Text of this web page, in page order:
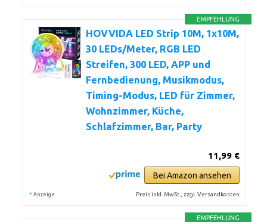
EMPFEHLUNG
HOVVIDA LED Strip 10M, 1x10M,
30 LEDs/Meter, RGB LED
Streifen, 300 LED, APP und
Fernbedienung, Musikmodus,
Timing-Modus, LED für Zimmer,
Wohnzimmer, Küche,
Schlafzimmer, Bar, Party
11,99 €
Bei Amazon ansehen
* Anzeige Preis inkl. MwSt., zzgl. Versandkosten
EMPFEHLUNG